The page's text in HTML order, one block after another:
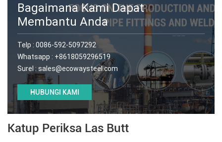
Bagaimana Kami Dapat
Membantu Anda
Telp : 0086-592-5097292
Whatsapp : +8618059296519
Surel : sales@ecowaysteel.com
HUBUNGI KAMI
Katup Periksa Las Butt